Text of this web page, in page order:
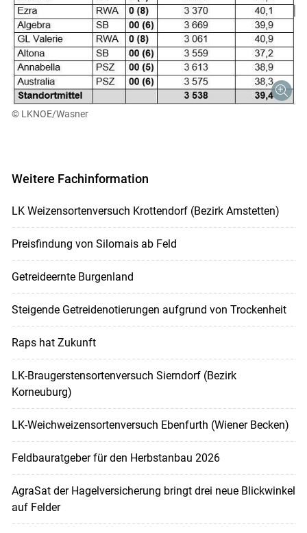
Skip to main content
© LKNOE/Wasner
Weitere Fachinformation
LK Weizensortenversuch Krottendorf (Bezirk Amstetten)
Preisfindung von Silomais ab Feld
Getreideernte Burgenland
Steigende Getreidenotierungen aufgrund von Trockenheit
Raps hat Zukunft
LK-Braugerstensortenversuch Sierndorf (Bezirk
Korneuburg)
LK-Weichweizensortenversuch Ebenfurth (Wiener Becken)
Feldbauratgeber für den Herbstanbau 2026
AgraSat der Hagelversicherung bringt drei neue Blickwinkel
auf Felder